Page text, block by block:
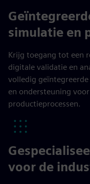
simulatie en
Krijg toegang tot een
digitale validatie en
volledig
en ondersteuning
productieprocessen.
voor de